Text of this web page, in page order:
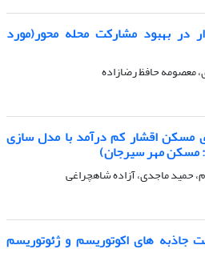
بهبود مشارکت محله محور(مورد
معصومه حافظ رضازاده
مسکن اقشار کم درآمد با مدل سازی
مسکن مهر سیرجان)
حمید ماجدی، آزاده شاهچراغی
جاذبه های اکوتوریسم و ژئوتوریسم